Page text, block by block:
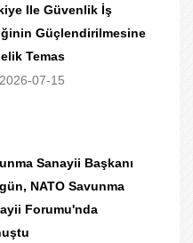
Ile Güvenlik İş
Güçlendirilmesine
Temas
07-15
Sanayii Başkanı
NATO Savunma
Forumu'nda